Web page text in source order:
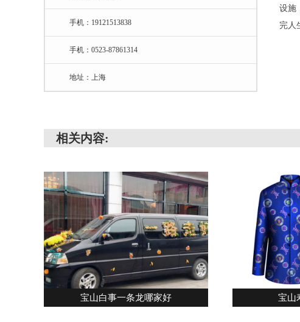
手机：19121513838
手机：0523-87861314
地址：上海
设施
完人
相关内容:
宝山白事一条龙哪家好 宝山